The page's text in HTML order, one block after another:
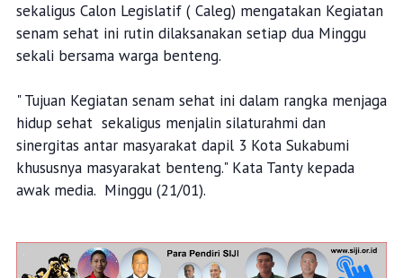
sekaligus Calon Legislatif ( Caleg) mengatakan Kegiatan
senam sehat ini rutin dilaksanakan setiap dua Minggu
sekali bersama warga benteng.
" Tujuan Kegiatan senam sehat ini dalam rangka menjaga
hidup sehat sekaligus menjalin silaturahmi dan
sinergitas antar masyarakat dapil 3 Kota Sukabumi
khususnya masyarakat benteng." Kata Tanty kepada
awak media. Minggu (21/01).